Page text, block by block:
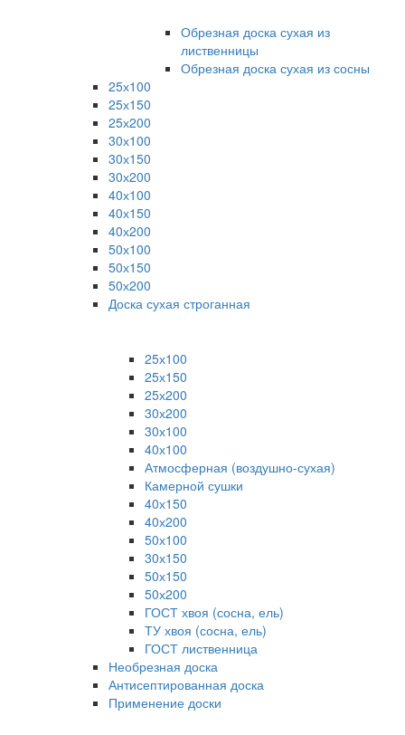
Обрезная доска сухая из
лиственницы
Обрезная доска сухая из сосны
25х100
25х150
25х200
30х100
30х150
30х200
40х100
40х150
40х200
50х100
50х150
50х200
Доска сухая строганная
25х100
25х150
25х200
30х200
30х100
40х100
Атмосферная (воздушно-сухая)
Камерной сушки
40х150
40х200
50х100
30х150
50х150
50х200
ГОСТ хвоя (сосна, ель)
ТУ хвоя (сосна, ель)
ГОСТ лиственница
Необрезная доска
Антисептированная доска
Применение доски